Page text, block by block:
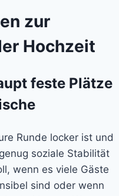
zur
Hochzeit
feste Plätze
Runde locker ist und
soziale Stabilität
wenn es viele Gäste
sind oder wenn